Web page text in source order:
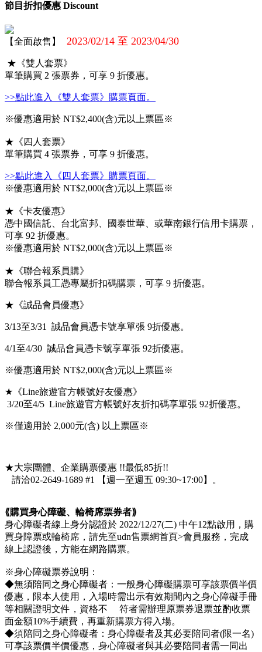
節目折扣優惠 Discount
【全面啟售】 2023/02/14 至 2023/04/30
★《雙人套票》
單筆購買 2 張票券，可享 9 折優惠。
>>點此進入《雙人套票》購票頁面。
※優惠適用於 NT$2,400(含)元以上票區※
★《四人套票》
單筆購買 4 張票券，可享 9 折優惠。
>>點此進入《四人套票》購票頁面。
※優惠適用於 NT$2,000(含)元以上票區※
★《卡友優惠》
憑中國信託、台北富邦、國泰世華、或華南銀行信用卡購票，
可享 92 折優惠。
※優惠適用於 NT$2,000(含)元以上票區※
★《聯合報系員購》
聯合報系員工憑專屬折扣碼購票，可享 9 折優惠。
★《誠品會員優惠》
3/13至3/31 誠品會員憑卡號享單張 9折優惠。
4/1至4/30 誠品會員憑卡號享單張 92折優惠。
※優惠適用於 NT$2,000(含)元以上票區※
★《Line旅遊官方帳號好友優惠》
3/20至4/5 Line旅遊官方帳號好友折扣碼享單張 92折優惠。
※僅適用於 2,000元(含) 以上票區※
★大宗團體、企業購票優惠 !!最低85折!!
請洽02-2649-1689 #1 【週一至週五 09:30~17:00】。
⟪購買身心障礙、輪椅席票券者⟫
身心障礙者線上身分認證於 2022/12/27(二) 中午12點啟用， 購
買身障票或輪椅席，請先至udn售票網首頁>會員服務，完成
線上認證後，方能在網路購票。
※身心障礙票券說明：
◆無須陪同之身心障礙者：一般身心障礙購票可享該票價半價
優惠，限本人使用，入場時需出示有效期間內之身心障礙手冊
等相關證明文件，資格不
符者需辦理原票券退票並酌收票
面金額10%手續費，再重新購票方得入場。
◆須陪同之身心障礙者：身心障礙者及其必要陪同者(限一名)
可享該票價半價優惠，身心障礙者與其必要陪同者需一同出